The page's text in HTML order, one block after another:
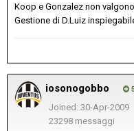
Koop e Gonzalez non
Gestione di D.Luiz
iosonogobbo
Joined: 30-Apr-2009
23298 messaggi